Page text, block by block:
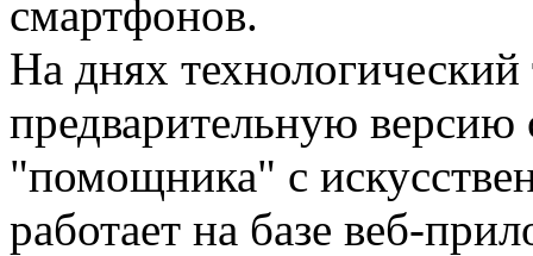
смартфонов.
На днях технологический
предварительную версию
"помощника" с
работает на базе веб-